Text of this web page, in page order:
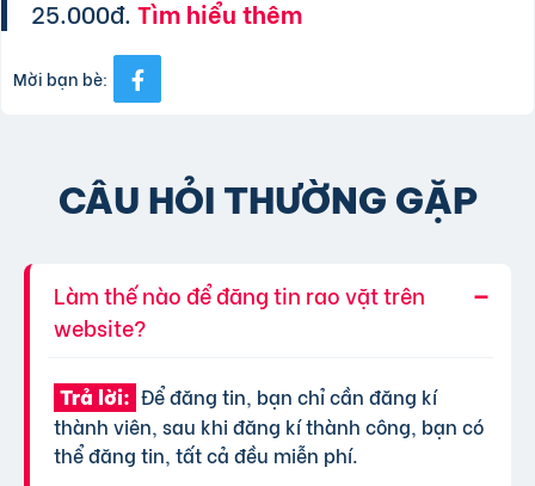
25.000đ.Tìm hiểu thêm
Mời bạn bè:
CÂU HỎI THƯỜNG GẶP
Làm thế nào để đăng tin rao vặt trên
website?
Trả lời: Để đăng tin, bạn chỉ cần đăng kí
thành viên, sau khi đăng kí thành công, bạn có
thể đăng tin, tất cả đều miễn phí.